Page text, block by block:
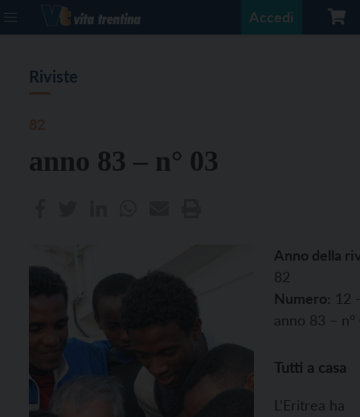
Accedi
Riviste
anno 83 – n° 03
Anno della
82
Numero: 12 -
anno 83 – n°
Tutti a casa
L’Eritrea ha